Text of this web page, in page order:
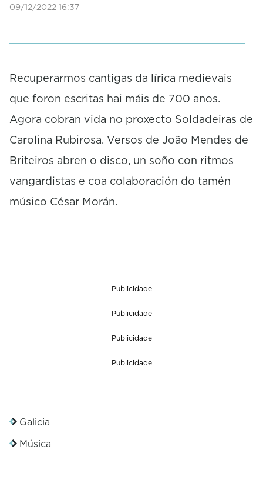
0
c
d
09/12/2022 16:37
Recuperarmos cantigas da lírica medievais
que foron escritas hai máis de 700 anos.
Agora cobran vida no proxecto Soldadeiras de
Carolina Rubirosa. Versos de João Mendes de
Briteiros abren o disco, un soño con ritmos
vangardistas e coa colaboración do tamén
músico César Morán.
Publicidade
Publicidade
Publicidade
Publicidade
Galicia
Música